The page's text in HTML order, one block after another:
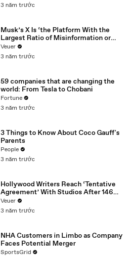
3 năm trước
Musk’s X Is ‘the Platform With the
Largest Ratio of Misinformation or
Disinformation’ Amongst All Social
Media Platforms
Veuer
3 năm trước
59 companies that are changing the
world: From Tesla to Chobani
Fortune
3 năm trước
3 Things to Know About Coco Gauff's
Parents
People
3 năm trước
Hollywood Writers Reach ‘Tentative
Agreement’ With Studios After 146
Day Strike
Veuer
3 năm trước
NHA Customers in Limbo as Company
Faces Potential Merger
SportsGrid